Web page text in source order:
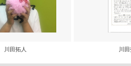
川田拓人 川